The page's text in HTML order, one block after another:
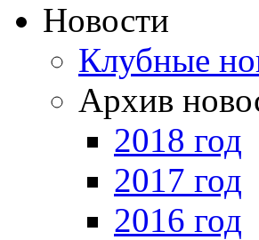
Новости
Клубные
Архив
2018 год
2017 год
2016 год